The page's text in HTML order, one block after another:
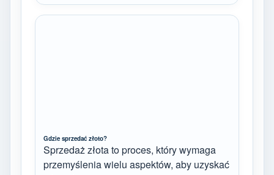
Gdzie sprzedać złoto?
Sprzedaż złota to proces, który wymaga
przemyślenia wielu aspektów, aby uzyskać